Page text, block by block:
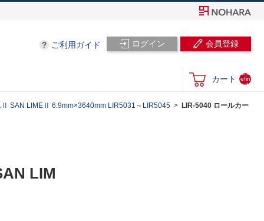
ログイン 会員登録
ご利用ガイド
カート
und
efin
ed
Ⅱ SAN LIMEⅡ 6.9mm×3640mm LIR5031～LIR5045
LIR-5040 ロールカー
LIM